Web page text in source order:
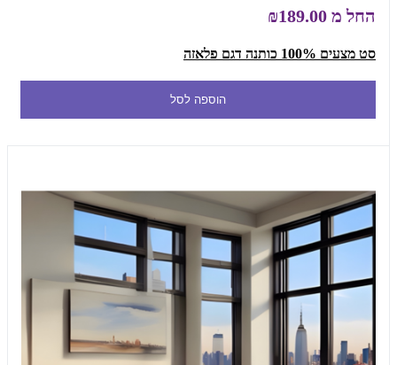
החל מ ₪189.00
סט מצעים 100% כותנה דגם פלאזה
הוספה לסל